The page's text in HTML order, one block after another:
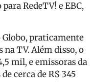
RedeTV! e EBC,
praticamente
na TV. Além disso, o
mil, e emissoras da
cerca de R$ 345